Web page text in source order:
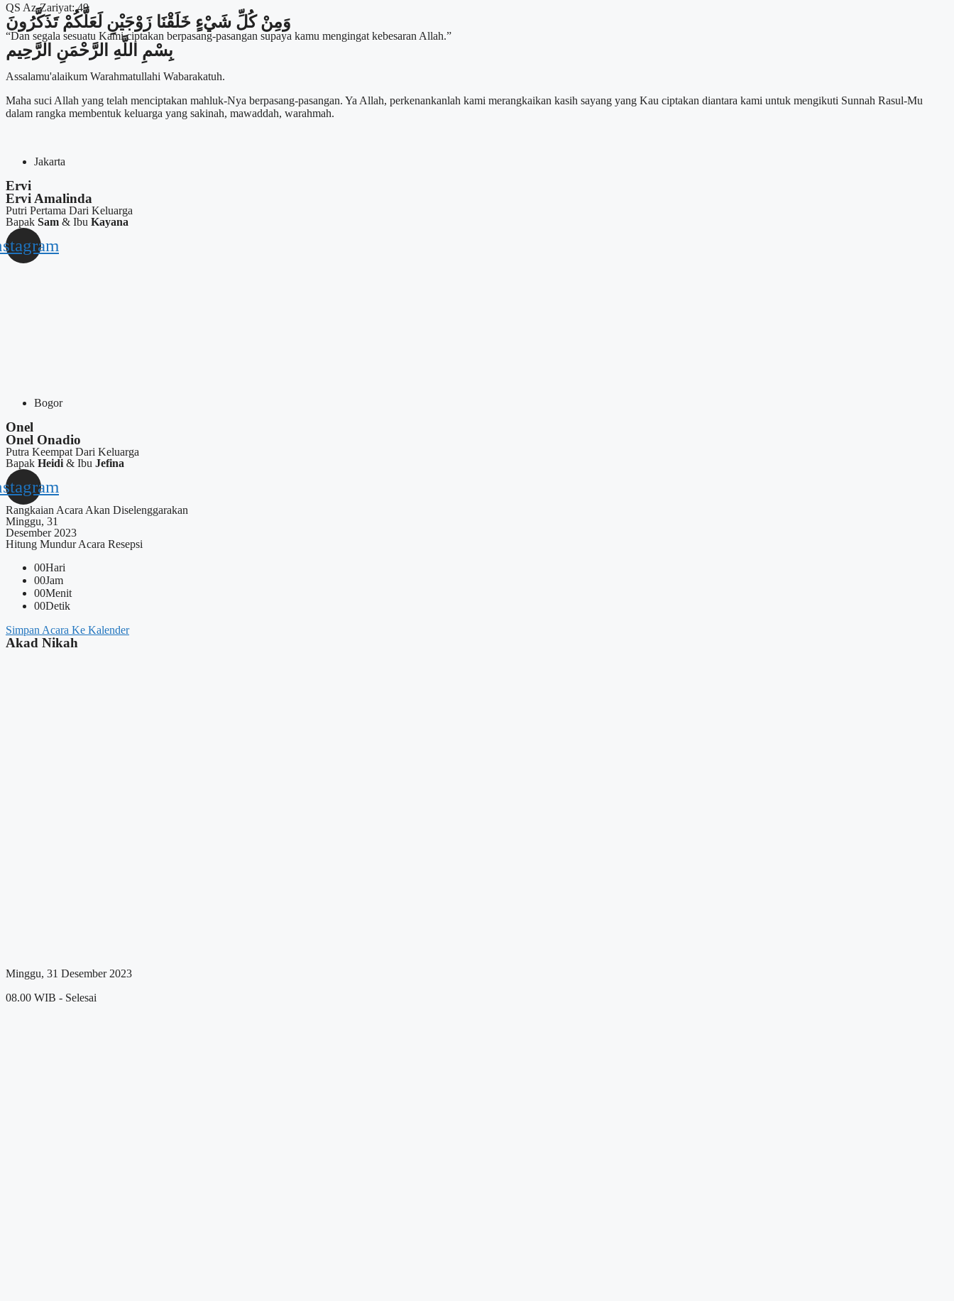
QS Az-Zariyat: 49
وَمِنْ كُلِّ شَيْءٍ خَلَقْنَا زَوْجَيْنِ لَعَلَّكُمْ تَذَكَّرُونَ
“Dan segala sesuatu Kami ciptakan berpasang-pasangan supaya kamu mengingat kebesaran Allah.”
بِسْمِ اللَّهِ الرَّحْمَنِ الرَّحِيم
Assalamu'alaikum Warahmatullahi Wabarakatuh.
Maha suci Allah yang telah menciptakan mahluk-Nya berpasang-pasangan. Ya Allah, perkenankanlah kami merangkaikan kasih sayang yang Kau ciptakan diantara kami untuk mengikuti Sunnah Rasul-Mu
dalam rangka membentuk keluarga yang sakinah, mawaddah, warahmah.
Jakarta
Ervi
Ervi Amalinda
Putri Pertama Dari Keluarga
Bapak Sam & Ibu Kayana
Bogor
Onel
Onel Onadio
Putra Keempat Dari Keluarga
Bapak Heidi & Ibu Jefina
Rangkaian Acara Akan Diselenggarakan
Minggu, 31
Desember 2023
Hitung Mundur Acara Resepsi
00Hari
00Jam
00Menit
00Detik
Simpan Acara Ke Kalender
Akad Nikah
Minggu, 31 Desember 2023
08.00 WIB - Selesai